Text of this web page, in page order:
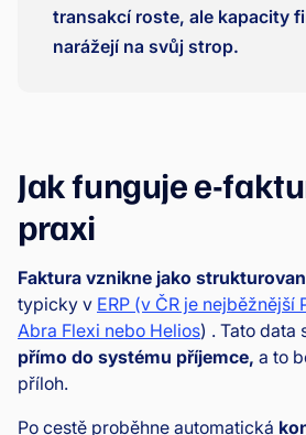
transakcí roste, ale kapacity
narážejí na svůj strop.
Jak funguje e-
praxi
Faktura vznikne jako
typicky v ERP (v ČR je nejběžnější
Abra Flexi nebo Helios) . Tato data
přímo do systému příjemce, a to
příloh.
Po cestě proběhne automatická